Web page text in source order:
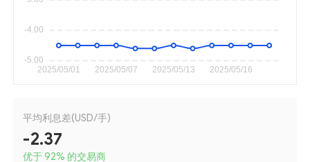
平均利息差(USD/手)
-2.37
优于 92% 的交易商